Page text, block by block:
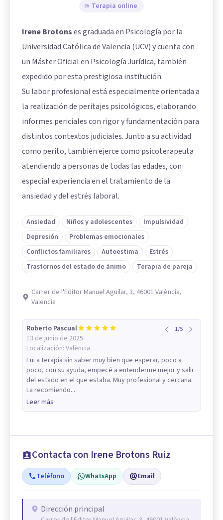
Terapia online
Irene Brotonses graduada en Psicología por la
Universidad Católica de Valencia (UCV) y cuenta con
un Máster Oficial en Psicología Jurídica, también
expedido por esta prestigiosa institución.
Su labor profesional está especialmente orientada a
la realización de peritajes psicológicos, elaborando
informes periciales con rigor y fundamentación para
distintos contextos judiciales. Junto a su actividad
como perito, también ejerce como psicoterapeuta
atendiendo a personas de todas las edades, con
especial experiencia en el tratamiento de la
ansiedad y del estrés laboral.
Ansiedad Niños y adolescentes
Impulsividad
Depresión
Problemas emocionales
Conflictos familiares
Autoestima
Estrés
Trastornos del estado de ánimo
Terapia de pareja
Carrer de l'Editor Manuel Aguilar, 3, 46001 València,
Valencia
Roberto Pascual
13 de junio de 2025
Localización: València
1/5
Fui a terapia sin saber muy bien que esperar, poco a
poco, con su ayuda, empecé a entenderme mejor y salir
del estado en el que estaba. Muy profesional y cercana.
La recomiendo...
Leer más
Contacta con Irene Brotons Ruiz
Teléfono WhatsApp Email
Dirección principal